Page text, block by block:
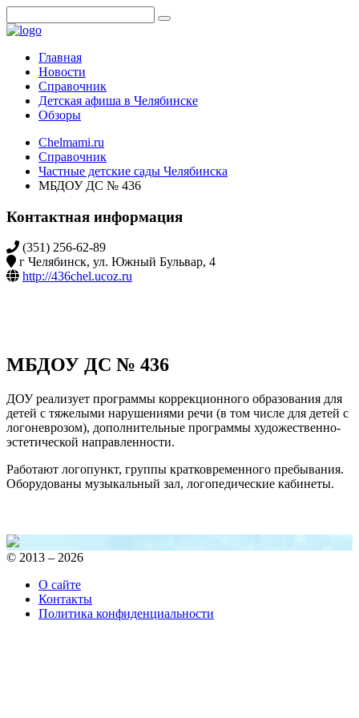
Главная
Новости
Справочник
Детская афиша в Челябинске
Обзоры
Chelmami.ru
Справочник
Частные детские сады Челябинска
МБДОУ ДС № 436
Контактная информация
(351) 256-62-89
г Челябинск, ул. Южный Бульвар, 4
http://436chel.ucoz.ru
МБДОУ ДС № 436
ДОУ реализует программы коррекционного образования для
детей с тяжелыми нарушениями речи (в том числе для детей с
логоневрозом), дополнительные программы художественно-
эстетической направленности.
Работают логопункт, группы кратковременного пребывания.
Оборудованы музыкальный зал, логопедические кабинеты.
© 2013 – 2026
О сайте
Контакты
Политика конфиденциальности